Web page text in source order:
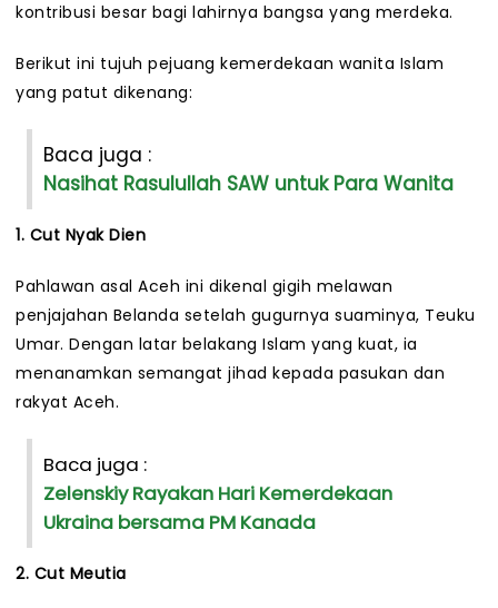
kontribusi besar bagi lahirnya bangsa yang merdeka.
Berikut ini tujuh pejuang kemerdekaan wanita Islam
yang patut dikenang:
Baca juga :
Nasihat Rasulullah SAW untuk Para Wanita
1. Cut Nyak Dien
Pahlawan asal Aceh ini dikenal gigih melawan
penjajahan Belanda setelah gugurnya suaminya, Teuku
Umar. Dengan latar belakang Islam yang kuat, ia
menanamkan semangat jihad kepada pasukan dan
rakyat Aceh.
Baca juga :
Zelenskiy Rayakan Hari Kemerdekaan
Ukraina bersama PM Kanada
2. Cut Meutia